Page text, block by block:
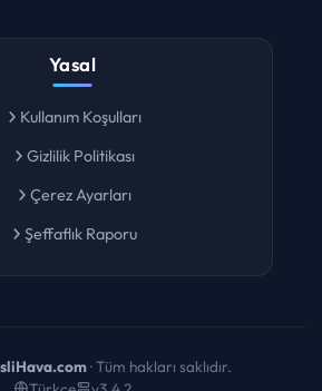
Yasal
Kullanım Koşulları
Gizlilik Politikası
Çerez Ayarları
Şeffaflık Raporu
· Tüm hakları saklıdır.